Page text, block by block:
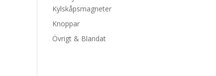
Kylskåpsmagneter
Knoppar
Övrigt & Blandat